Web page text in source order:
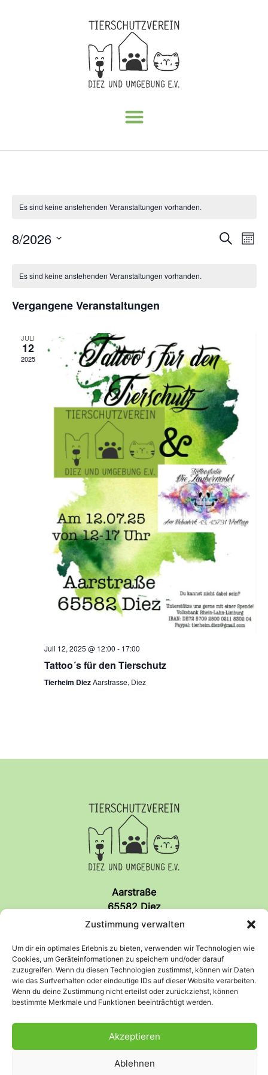
Zustimmung verwalten
Um dir ein optimales Erlebnis zu bieten, verwenden wir Technologien wie
Cookies, um Geräteinformationen zu speichern und/oder darauf
zuzugreifen. Wenn du diesen Technologien zustimmst, können wir Daten
wie das Surfverhalten oder eindeutige IDs auf dieser Website verarbeiten.
Wenn du deine Zustimmung nicht erteilst oder zurückziehst, können
bestimmte Merkmale und Funktionen beeinträchtigt werden.
Akzeptieren
Ablehnen
Es sind keine anstehenden Veranstaltungen vorhanden.
Suche
8/2026
Es sind keine anstehenden Veranstaltungen vorhanden.
Vergangene Veranstaltungen
JULI
12
2025
Juli 12, 2025 @ 12:00 - 17:00
Tattoo´s für den Tierschutz
Tierheim DiezAarstrasse, Diez
Aarstraße
65582 Diez
info@tierschutzverein-diez.de
So findet ihr uns!
Anfahrt Facebook
Rechtliches